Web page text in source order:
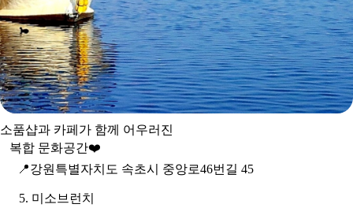
소품샵과 카페가 함께 어우러진
복합 문화공간❤
📍강원특별자치도 속초시 중앙로46번길 45
5. 미소브런치